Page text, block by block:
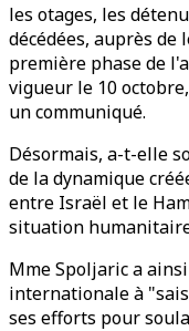
les otages, les
décédées, auprès
première phase de
vigueur le 10
un communiqué.
Désormais, a-t-elle
de la dynamique
entre Israël et le
situation
Mme Spoljaric a
internationale à
ses efforts pour